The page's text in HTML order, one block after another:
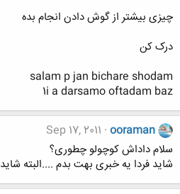
چیزی بیشتر از گوش دادن انجام بده
درک کن
salam p jan bichare shodam
1i a darsamo oftadam baz
ooraman
Sep 17, 2011
سلام داداش کوچولو چطوری؟
شاید فردا یه خبری بهت بدم ....البته